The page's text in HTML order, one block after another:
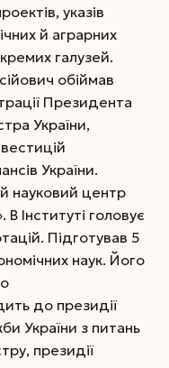
указів
й аграрних
галузей.
обіймав
Президента
України,
України.
науковий центр
В Інституті головує
Підготував 5
наук. Його
до президії
України з питань
президії